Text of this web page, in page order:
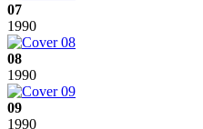
07
1990
08
1990
09
1990